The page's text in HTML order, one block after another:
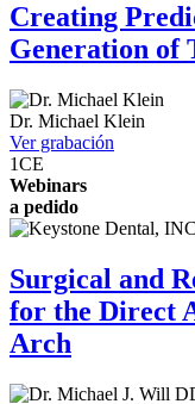
Creating
Generation of
Dr. Michael Klein
Ver grabación
1CE
Webinars
a pedido
Surgical and
for the Direct
Arch